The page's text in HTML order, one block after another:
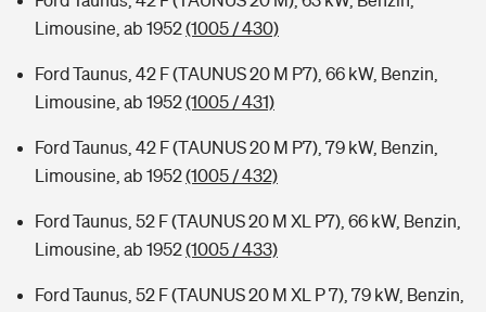
Limousine, ab 1952(1005 / 430)
Ford Taunus, 42 F (TAUNUS 20 M P7), 66 kW, Benzin,
Limousine, ab 1952(1005 / 431)
Ford Taunus, 42 F (TAUNUS 20 M P7), 79 kW, Benzin,
Limousine, ab 1952(1005 / 432)
Ford Taunus, 52 F (TAUNUS 20 M XL P7), 66 kW, Benzin,
Limousine, ab 1952(1005 / 433)
Ford Taunus, 52 F (TAUNUS 20 M XL P 7), 79 kW, Benzin,